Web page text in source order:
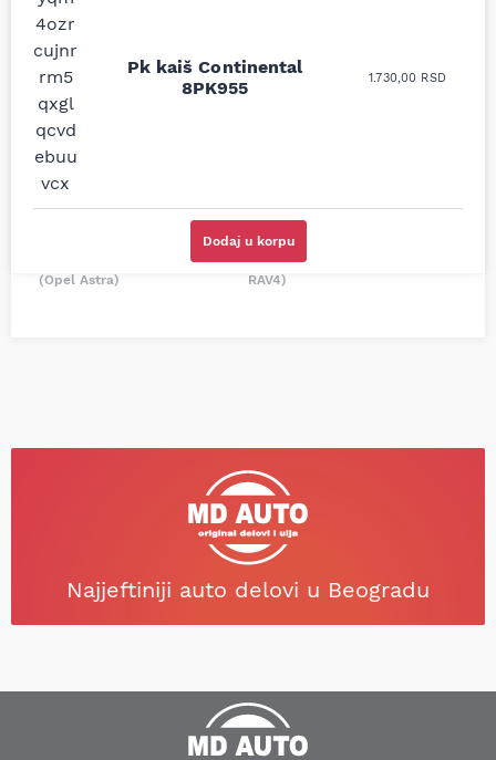
Pk kaiš Continental
8PK955
1.730,00 RSD
Dodaj u korpu
Uporedila sam sve
moguće online
prodavnice auto delova
i definitivno najbolje
cene su ovde. Kupila
sam više puta auto
delove iz MD Auto. Uvek
proizvođača i
odgovarajuću opremu.
Svetlana Večerinović, Beograd
(Opel Astra)
Nisam bio siguran koji je
tačan naziv i tip
odgovarajućeg
proizvođača.
Stefan Savić, Beograd (Toyota
RAV4)
Najjeftiniji auto delovi u Beogradu